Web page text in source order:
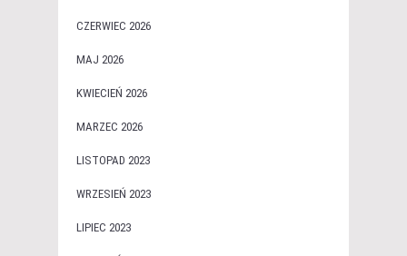
CZERWIEC 2026
MAJ 2026
KWIECIEŃ 2026
MARZEC 2026
LISTOPAD 2023
WRZESIEŃ 2023
LIPIEC 2023